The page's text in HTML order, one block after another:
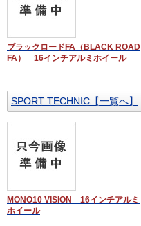
ブラックロードFA（BLACK ROAD
FA） 16インチアルミホイール
SPORT TECHNIC【一覧へ】
MONO10 VISION 16インチアルミ
ホイール